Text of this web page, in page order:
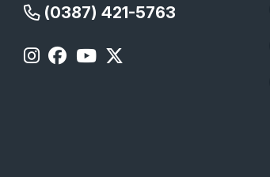
(0387) 421-5763